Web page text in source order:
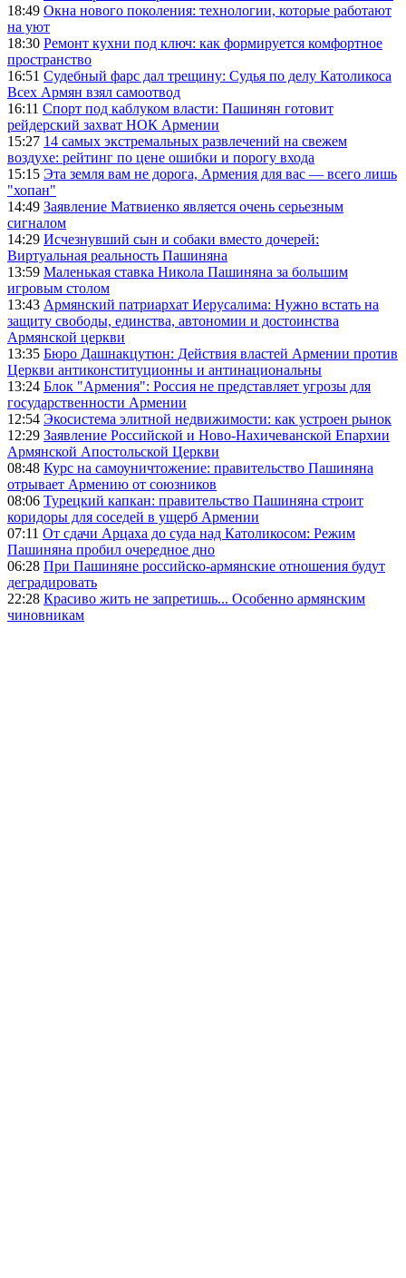
18:49 Окна нового поколения: технологии, которые работают
на уют
18:30 Ремонт кухни под ключ: как формируется комфортное
пространство
16:51 Судебный фарс дал трещину: Судья по делу Католикоса
Всех Армян взял самоотвод
16:11 Спорт под каблуком власти: Пашинян готовит
рейдерский захват НОК Армении
15:27 14 самых экстремальных развлечений на свежем
воздухе: рейтинг по цене ошибки и порогу входа
15:15 Эта земля вам не дорога, Армения для вас — всего лишь
"хопан"
14:49 Заявление Матвиенко является очень серьезным
сигналом
14:29 Исчезнувший сын и собаки вместо дочерей:
Виртуальная реальность Пашиняна
13:59 Маленькая ставка Никола Пашиняна за большим
игровым столом
13:43 Армянский патриархат Иерусалима: Нужно встать на
защиту свободы, единства, автономии и достоинства
Армянской церкви
13:35 Бюро Дашнакцутюн: Действия властей Армении против
Церкви антиконституционны и антинациональны
13:24 Блок "Армения": Россия не представляет угрозы для
государственности Армении
12:54 Экосистема элитной недвижимости: как устроен рынок
12:29 Заявление Российской и Ново-Нахичеванской Епархии
Армянской Апостольской Церкви
08:48 Курс на самоуничтожение: правительство Пашиняна
отрывает Армению от союзников
08:06 Турецкий капкан: правительство Пашиняна строит
коридоры для соседей в ущерб Армении
07:11 От сдачи Арцаха до суда над Католикосом: Режим
Пашиняна пробил очередное дно
06:28 При Пашиняне российско-армянские отношения будут
деградировать
22:28 Красиво жить не запретишь... Особенно армянским
чиновникам